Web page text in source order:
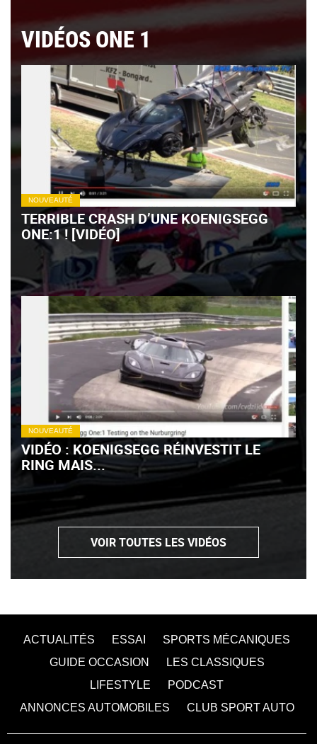
VIDÉOS ONE 1
NOUVEAUTÉ
TERRIBLE CRASH D’UNE KOENIGSEGG
ONE:1 ! [VIDÉO]
NOUVEAUTÉ
VIDÉO : KOENIGSEGG RÉINVESTIT LE
RING MAIS...
VOIR TOUTES LES VIDÉOS
ACTUALITÉS ESSAI
SPORTS MÉCANIQUES
GUIDE OCCASION
LES CLASSIQUES
LIFESTYLE
PODCAST
ANNONCES AUTOMOBILES
CLUB SPORT AUTO